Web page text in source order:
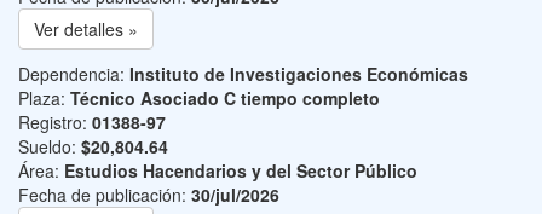
Ver detalles »
Dependencia: Instituto de Investigaciones Económicas
Plaza: Técnico Asociado C tiempo completo
Registro: 01388-97
Sueldo: $20,804.64
Área: Estudios Hacendarios y del Sector Público
Fecha de publicación: 30/jul/2026